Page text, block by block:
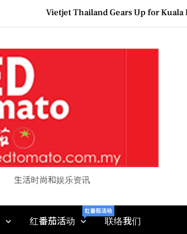
Vietjet Thailand Gears Up for
Vietjet Thailand Gears Up for
Couture
生活时尚和娱乐资讯
红番茄活动
红番茄活动
联络我们